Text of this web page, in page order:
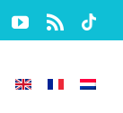
PinterestYouTube
Rss